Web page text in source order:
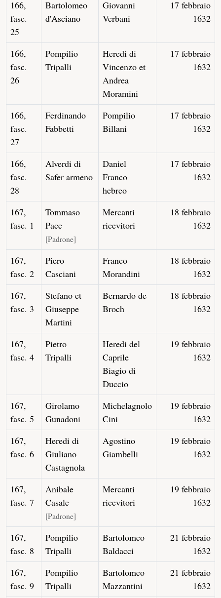
166,
fasc.
25
Bartolomeo
d'Asciano
Giovanni
Verbani
17 febbraio
1632
166,
fasc.
26
Pompilio
Tripalli
Heredi di
Vincenzo et
Andrea
Moramini
17 febbraio
1632
166,
fasc.
27
Ferdinando
Fabbetti
Pompilio
Billani
17 febbraio
1632
166,
fasc.
28
Alverdi di
Safer armeno
Daniel
Franco
hebreo
17 febbraio
1632
167,
fasc. 1
Tommaso
Pace
[Padrone]
Mercanti
ricevitori
18 febbraio
1632
167,
fasc. 2
Piero
Casciani
Franco
Morandini
18 febbraio
1632
167,
fasc. 3
Stefano et
Giuseppe
Martini
Bernardo de
Broch
18 febbraio
1632
167,
fasc. 4
Pietro
Tripalli
Heredi del
Caprile
Biagio di
Duccio
19 febbraio
1632
167,
fasc. 5
Girolamo
Gunadoni
Michelagnolo
Cini
19 febbraio
1632
167,
fasc. 6
Heredi di
Giuliano
Castagnola
Agostino
Giambelli
19 febbraio
1632
167,
fasc. 7
Anibale
Casale
[Padrone]
Mercanti
ricevitori
19 febbraio
1632
167,
fasc. 8
Pompilio
Tripalli
Bartolomeo
Baldacci
21 febbraio
1632
167,
fasc. 9
Pompilio
Tripalli
Bartolomeo
Mazzantini
21 febbraio
1632